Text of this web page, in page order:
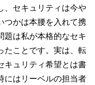
、セキュリティは今や
つかは本腰を入れて携
題は私が本格的なセキ
たことです。実は、転
キュリティ希望とは書
にはリーベルの担当者